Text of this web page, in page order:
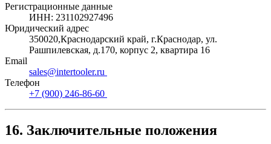
Регистрационные данные
ИНН: 231102927496
Юридический адрес
350020,Краснодарский край, г.Краснодар, ул.
Рашпилевская, д.170, корпус 2, квартира 16
Email
sales@intertooler.ru
Телефон
+7 (900) 246-86-60
16. Заключительные положения